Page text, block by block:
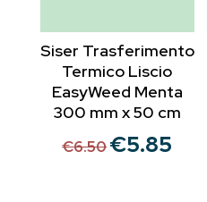
Siser Trasferimento
Termico Liscio
EasyWeed Menta
300 mm x 50 cm
€6.50 Il
€5.85